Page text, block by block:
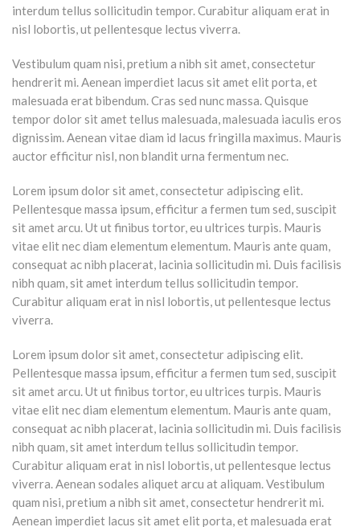
interdum tellus sollicitudin tempor. Curabitur aliquam erat in
nisl lobortis, ut pellentesque lectus viverra.
Vestibulum quam nisi, pretium a nibh sit amet, consectetur
hendrerit mi. Aenean imperdiet lacus sit amet elit porta, et
malesuada erat bibendum. Cras sed nunc massa. Quisque
tempor dolor sit amet tellus malesuada, malesuada iaculis eros
dignissim. Aenean vitae diam id lacus fringilla maximus. Mauris
auctor efficitur nisl, non blandit urna fermentum nec.
Lorem ipsum dolor sit amet, consectetur adipiscing elit.
Pellentesque massa ipsum, efficitur a fermen tum sed, suscipit
sit amet arcu. Ut ut finibus tortor, eu ultrices turpis. Mauris
vitae elit nec diam elementum elementum. Mauris ante quam,
consequat ac nibh placerat, lacinia sollicitudin mi. Duis facilisis
nibh quam, sit amet interdum tellus sollicitudin tempor.
Curabitur aliquam erat in nisl lobortis, ut pellentesque lectus
viverra.
Lorem ipsum dolor sit amet, consectetur adipiscing elit.
Pellentesque massa ipsum, efficitur a fermen tum sed, suscipit
sit amet arcu. Ut ut finibus tortor, eu ultrices turpis. Mauris
vitae elit nec diam elementum elementum. Mauris ante quam,
consequat ac nibh placerat, lacinia sollicitudin mi. Duis facilisis
nibh quam, sit amet interdum tellus sollicitudin tempor.
Curabitur aliquam erat in nisl lobortis, ut pellentesque lectus
viverra. Aenean sodales aliquet arcu at aliquam. Vestibulum
quam nisi, pretium a nibh sit amet, consectetur hendrerit mi.
Aenean imperdiet lacus sit amet elit porta, et malesuada erat